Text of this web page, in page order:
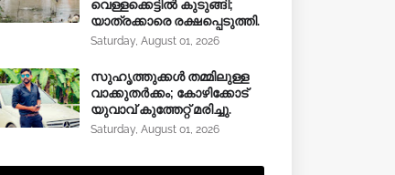
വെള്ളക്കെട്ടിൽ കുടുങ്ങി;
യാത്രക്കാരെ രക്ഷപ്പെടുത്തി.
Saturday, August 01, 2026
സുഹൃത്തുക്കൾ തമ്മിലുള്ള
വാക്കുതർക്കം; കോഴിക്കോട്
യുവാവ് കുത്തേറ്റ് മരിച്ചു.
Saturday, August 01, 2026